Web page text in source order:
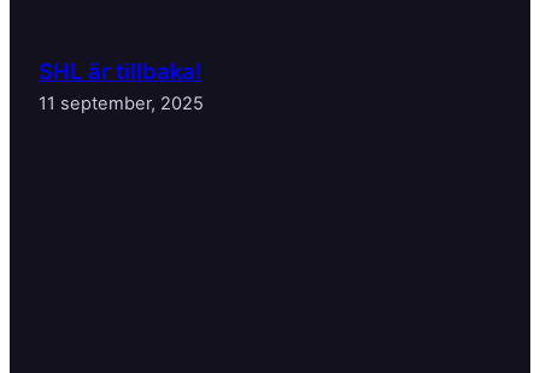
SHL är tillbaka!
11 september, 2025